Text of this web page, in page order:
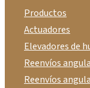
Productos
Actuadores
Elevadores de
Reenvíos
Reenvíos